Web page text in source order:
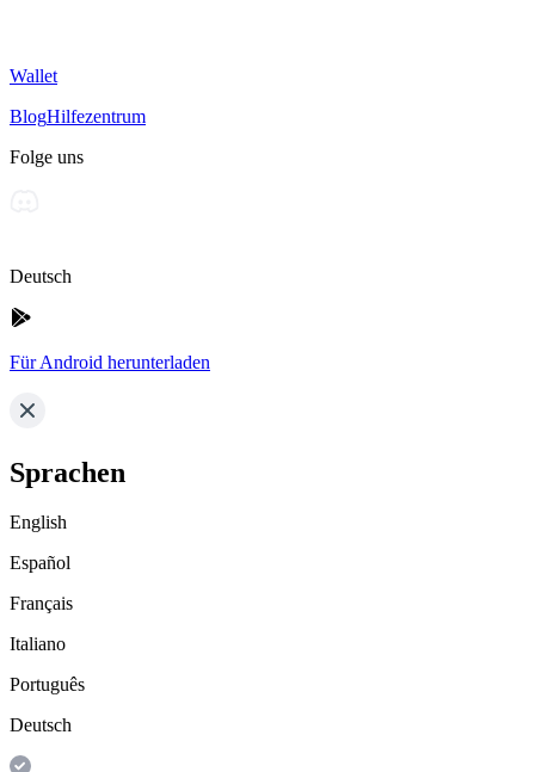
Wallet
BlogHilfezentrum
Folge uns
Deutsch
Für Android herunterladen
Sprachen
English
Español
Français
Italiano
Português
Deutsch